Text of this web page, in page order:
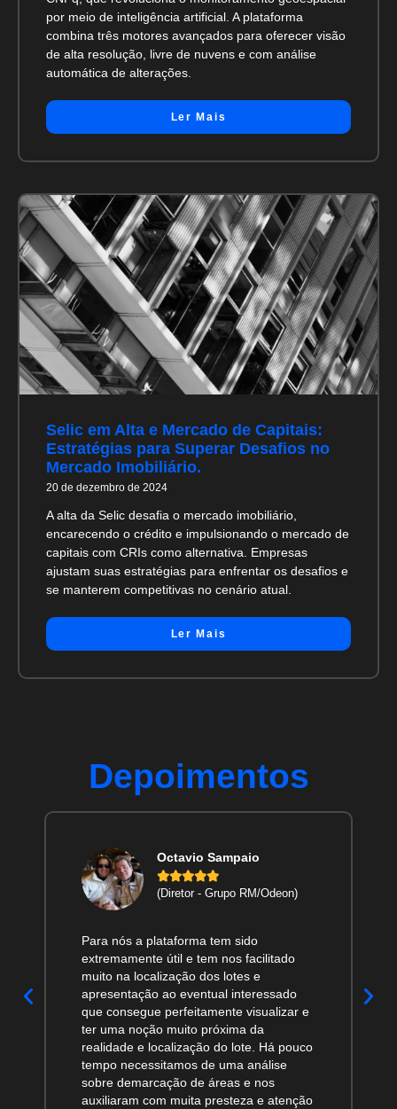
por meio de inteligência artificial. A plataforma
combina três motores avançados para oferecer visão
de alta resolução, livre de nuvens e com análise
automática de alterações.
Ler Mais
Selic em Alta e Mercado de Capitais:
Estratégias para Superar Desafios no
Mercado Imobiliário.
20 de dezembro de 2024
A alta da Selic desafia o mercado imobiliário,
encarecendo o crédito e impulsionando o mercado de
capitais com CRIs como alternativa. Empresas
ajustam suas estratégias para enfrentar os desafios e
se manterem competitivas no cenário atual.
Ler Mais
Depoimentos
Davi Gonçalves

(Analista de Inovação) Anglo
A GeoInova se mostrou uma empresa
muito parceira da Anglo American, ela
atendeu os requisitos e entregou além do
esperado, nos ajudou a elevar o patamar
de monitoramento. Saímos de um
estágio de monitoramento totalmente
reativo para algo muito mais proativo e
imediato.